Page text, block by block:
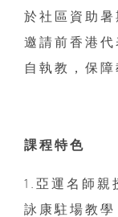
於社區資助
邀請前香港
自執教，保障
課程特色
1.亞運名師親
詠康駐場教學